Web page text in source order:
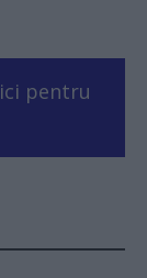
pentru